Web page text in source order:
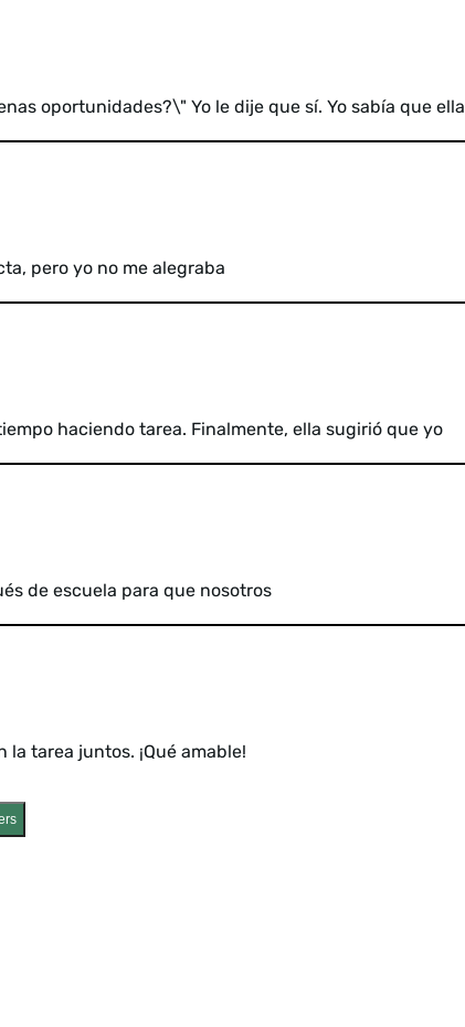
oportunidades?\" Yo le dije que sí. Yo sabía que ella
pero yo no me alegraba
haciendo tarea. Finalmente, ella sugirió que yo
de escuela para que nosotros
la tarea juntos. ¡Qué amable!